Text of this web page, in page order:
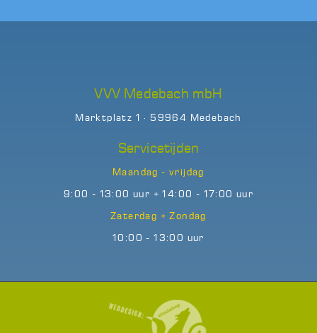
VVV Medebach mbH
Marktplatz 1 · 59964 Medebach
Servicetijden
Maandag - vrijdag
9:00 - 13:00 uur + 14:00 - 17:00 uur
Zaterdag + Zondag
10:00 - 13:00 uur